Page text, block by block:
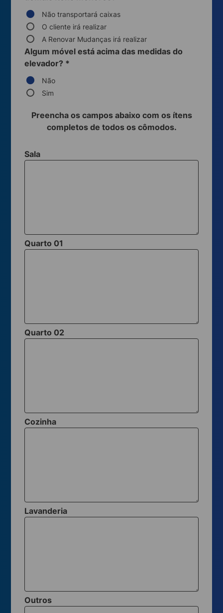
Não transportará caixas
O cliente irá realizar
A Renovar Mudanças irá realizar
Algum móvel está acima das medidas do
elevador? *
Não
Sim
Preencha os campos abaixo com os ítens
completos de todos os cômodos.
Sala
Quarto 01
Quarto 02
Cozinha
Lavanderia
Outros